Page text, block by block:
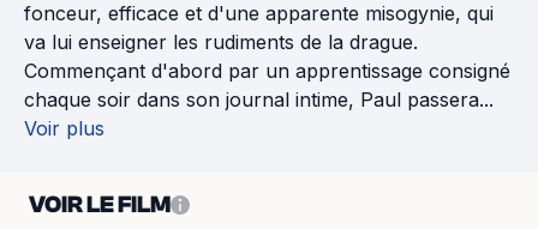
fonceur, efficace et d'une apparente misogynie, qui
va lui enseigner les rudiments de la drague.
Commençant d'abord par un apprentissage consigné
chaque soir dans son journal intime, Paul passera...
Voir plus
VOIR LE FILM